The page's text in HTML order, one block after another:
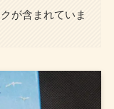
が含まれていま